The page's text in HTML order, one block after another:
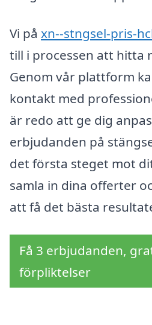
Vi på xn--stngsel-pris-
till i processen att hitta
Genom vår plattform
kontakt med
är redo att ge dig
erbjudanden på
det första steget mot
samla in dina offerter
att få det bästa
Få 3 erbjudanden,
förpliktelser